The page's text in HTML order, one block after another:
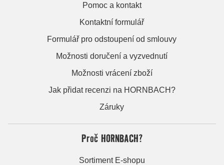
Pomoc a kontakt
Kontaktní formulář
Formulář pro odstoupení od smlouvy
Možnosti doručení a vyzvednutí
Možnosti vrácení zboží
Jak přidat recenzi na HORNBACH?
Záruky
Proč HORNBACH?
Sortiment E-shopu